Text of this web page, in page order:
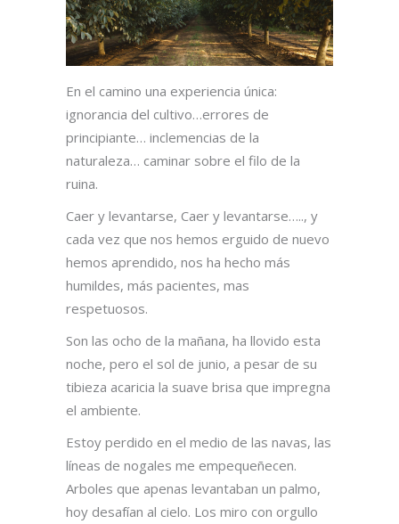
En el camino una experiencia única:
ignorancia del cultivo…errores de
principiante… inclemencias de la
naturaleza… caminar sobre el filo de la
ruina.
Caer y levantarse, Caer y levantarse….., y
cada vez que nos hemos erguido de nuevo
hemos aprendido, nos ha hecho más
humildes, más pacientes, mas
respetuosos.
Son las ocho de la mañana, ha llovido esta
noche, pero el sol de junio, a pesar de su
tibieza acaricia la suave brisa que impregna
el ambiente.
Estoy perdido en el medio de las navas, las
líneas de nogales me empequeñecen.
Arboles que apenas levantaban un palmo,
hoy desafían al cielo. Los miro con orgullo